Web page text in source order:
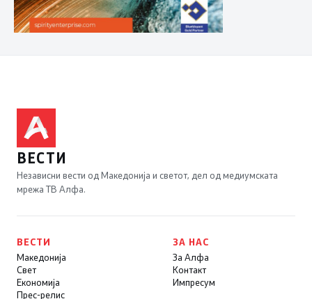
ВЕСТИ
Независни вести од Македонија и светот, дел од медиумската
мрежа ТВ Алфа.
ВЕСТИ
Македонија
Свет
Економија
Прес-релис
ЗА НАС
За Алфа
Контакт
Импресум